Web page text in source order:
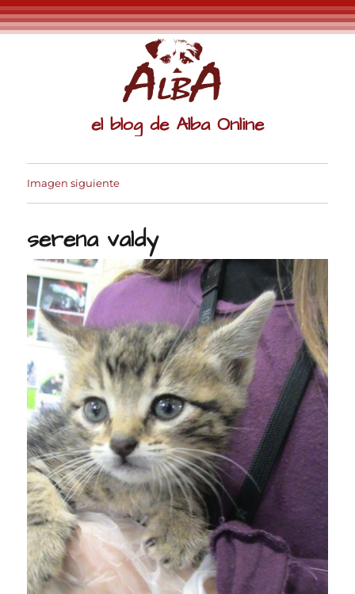
el blog de Alba Online
Imagen siguiente
serena valdy